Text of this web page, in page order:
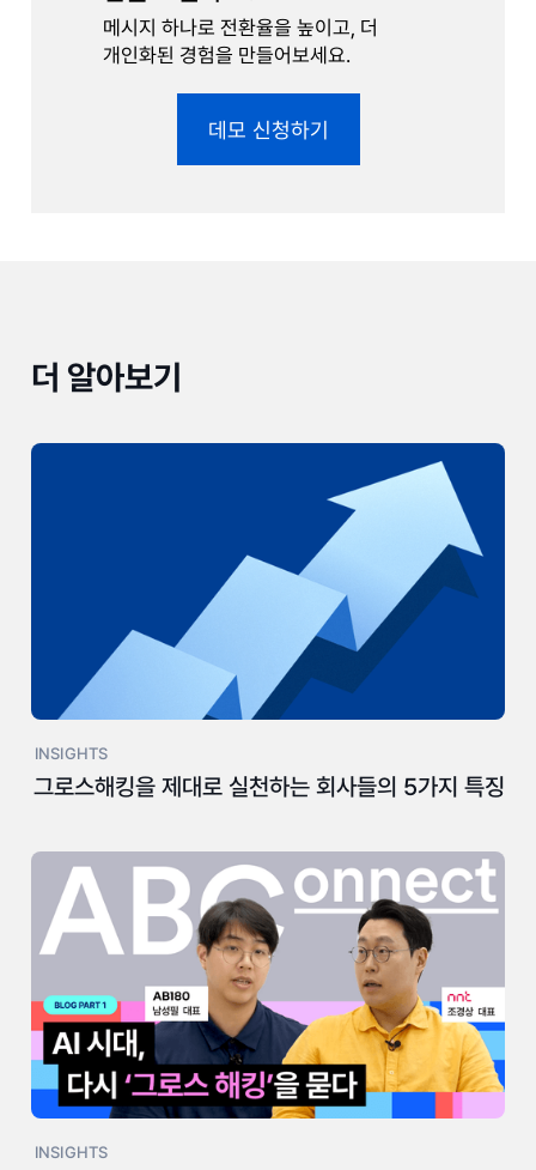
메시지 하나로 전환율을 높이고, 더
개인화된 경험을 만들어보세요.
데모 신청하기
더 알아보기
INSIGHTS
그로스해킹을 제대로 실천하는 회사들의 5가지 특징
INSIGHTS